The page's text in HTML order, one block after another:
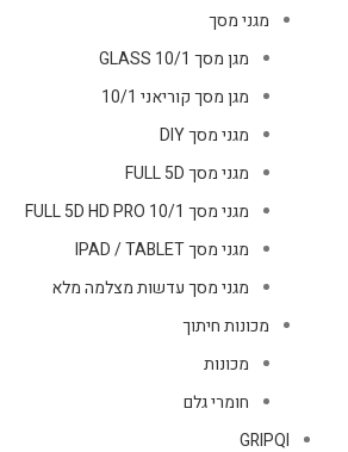
מגני מסך
מגן מסך GLASS 10/1
מגן מסך קוריאני 10/1
מגני מסך DIY
מגני מסך FULL 5D
מגני מסך FULL 5D HD PRO 10/1
מגני מסך IPAD / TABLET
מגני מסך עדשות מצלמה מלא
מכונות חיתוך
מכונות
חומרי גלם
GRIPQI